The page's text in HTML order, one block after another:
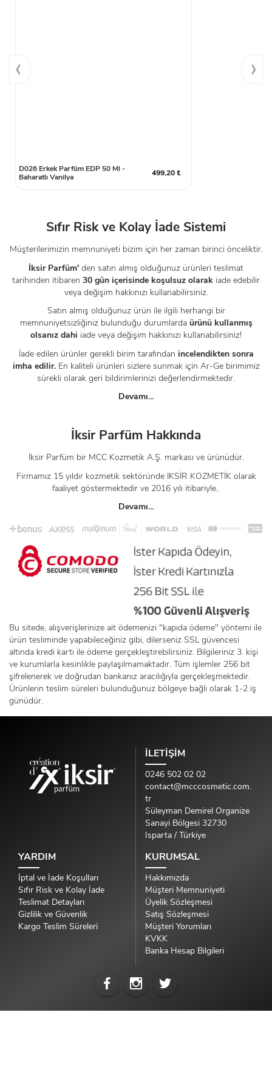
D026 Erkek Parfüm EDP 50 Ml -
Baharatlı Vanilya
499,20 ₺
‹ ›
Sıfır Risk ve Kolay İade Sistemi
Müşterilerimizin memnuniyeti bizim için her zaman birinci önceliktir.
İksir Parfüm' den satın almış olduğunuz ürünleri teslimat
tarihinden itibaren 30 gün içerisinde koşulsuz olarak iade edebilir
veya değişim hakkınızı kullanabilirsiniz.
Satın almış olduğunuz ürün ile ilgili herhangi bir
memnuniyetsizliğiniz bulunduğu durumlarda ürünü kullanmış
olsanız dahi iade veya değişim hakkınızı kullanabilirsiniz!
İade edilen ürünler gerekli birim tarafından incelendikten sonra
imha edilir. En kaliteli ürünleri sizlere sunmak için Ar-Ge birimimiz
sürekli olarak geri bildirimlerinizi değerlendirmektedir.
Devamı...
İksir Parfüm Hakkında
İksir Parfüm bir MCC Kozmetik A.Ş. markası ve ürünüdür.
Firmamız 15 yıldır kozmetik sektöründe İKSİR KOZMETİK olarak
faaliyet göstermektedir ve 2016 yılı itibariyle..
Devamı...
Bu sitede, alışverişlerinize ait ödemenizi "kapıda ödeme" yöntemi ile
ürün tesliminde yapabileceğiniz gibi, dilerseniz SSL güvencesi
altında kredi kartı ile ödeme gerçekleştirebilirsiniz. Bilgileriniz 3. kişi
ve kurumlarla kesinlikle paylaşılmamaktadır. Tüm işlemler 256 bit
şifrelenerek ve doğrudan bankanız aracılığıyla gerçekleşmektedir.
Ürünlerin teslim süreleri bulunduğunuz bölgeye bağlı olarak 1-2 iş
günüdür.
İLETİŞİM
0246 502 02 02
contact@mcccosmetic.com.
tr
Süleyman Demirel Organize
Sanayi Bölgesi 32730
Isparta / Türkiye
YARDIM
İptal ve İade Koşulları
Sıfır Risk ve Kolay İade
Teslimat Detayları
Gizlilik ve Güvenlik
Kargo Teslim Süreleri
KURUMSAL
Hakkımızda
Müşteri Memnuniyeti
Üyelik Sözleşmesi
Satış Sözleşmesi
Müşteri Yorumları
KVKK
Banka Hesap Bilgileri